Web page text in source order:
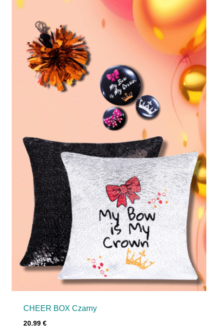
CHEER BOX Czarny
20.99 €